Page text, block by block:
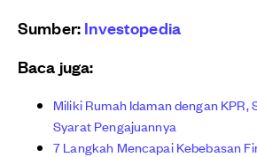
Sumber:Investopedia
Baca juga:
Miliki Rumah Idaman dengan KPR,
Syarat Pengajuannya
7 Langkah Mencapai Kebebasan